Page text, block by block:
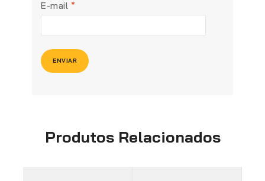
E-mail*
Produtos Relacionados